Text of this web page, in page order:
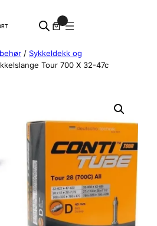
/ Sykkeldekk og
Tour 700 X 32-47c